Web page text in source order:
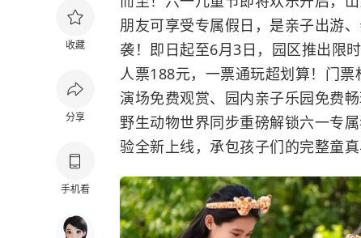
收藏
分享
手机看
朋友可享受专属假日，是亲子出游
袭！即日起至6月3日，园区推出限
人票188元，一票通玩超划算！门
演场免费观赏、园内亲子乐园免费
野生动物世界同步重磅解锁六一专
验全新上线，承包孩子们的完整童